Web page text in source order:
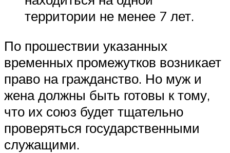
территории не менее 7 лет.
По прошествии указанных
временных промежутков возникает
право на гражданство. Но муж и
жена должны быть готовы к тому,
что их союз будет тщательно
проверяться государственными
служащими.